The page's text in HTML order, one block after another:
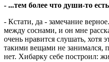
- ...тем более что души-то
- Кстати, да - замечание
между соснами, и он мне
очень нравится слушать, хотя
такими вещами не занимался,
нет. Хибарку себе построил: